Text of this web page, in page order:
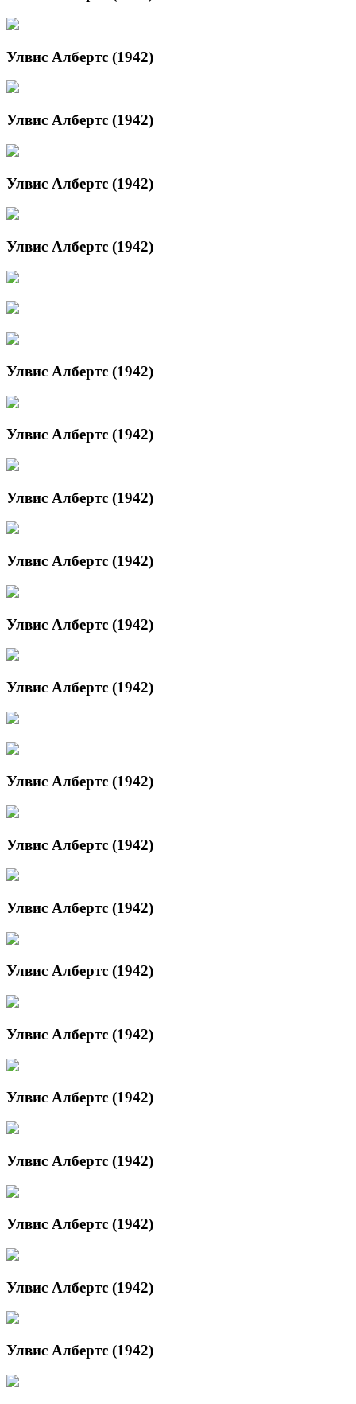
Улвис Албертс (1942)
Улвис Албертс (1942)
Улвис Албертс (1942)
Улвис Албертс (1942)
Улвис Албертс (1942)
Улвис Албертс (1942)
Улвис Албертс (1942)
Улвис Албертс (1942)
Улвис Албертс (1942)
Улвис Албертс (1942)
Улвис Албертс (1942)
Улвис Албертс (1942)
Улвис Албертс (1942)
Улвис Албертс (1942)
Улвис Албертс (1942)
Улвис Албертс (1942)
Улвис Албертс (1942)
Улвис Албертс (1942)
Улвис Албертс (1942)
Улвис Албертс (1942)